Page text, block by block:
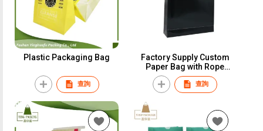
Plastic Packaging Bag
查詢
Factory Supply Custom
Paper Bag with Rope
Handle Hot Stamping
Paper Shopping Bag
查詢